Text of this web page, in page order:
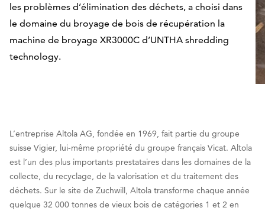
les problèmes d’élimination des déchets, a choisi dans
le domaine du broyage de bois de récupération la
machine de broyage XR3000C d’UNTHA shredding
technology.
L’entreprise Altola AG, fondée en 1969, fait partie du groupe
suisse Vigier, lui-même propriété du groupe français Vicat. Altola
est l’un des plus importants prestataires dans les domaines de la
collecte, du recyclage, de la valorisation et du traitement des
déchets. Sur le site de Zuchwill, Altola transforme chaque année
quelque 32 000 tonnes de vieux bois de catégories 1 et 2 en